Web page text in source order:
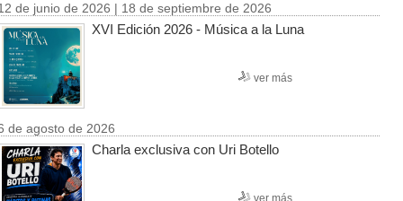
de junio de 2026 | 18 de septiembre de 2026
XVI Edición 2026 - Música a la Luna
ver más
de agosto de 2026
Charla exclusiva con Uri Botello
ver más